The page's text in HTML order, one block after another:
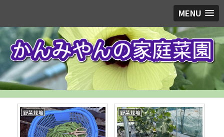
MENU
野菜栽培 野菜栽培